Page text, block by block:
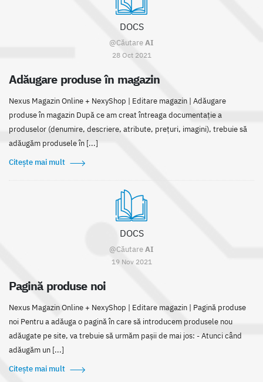
DOCS
@CăutareAI
28 Oct 2021
Adăugare produse în magazin
Nexus Magazin Online + NexyShop | Editare magazin | Adăugare
produse în magazin După ce am creat întreaga documentație a
produselor (denumire, descriere, atribute, prețuri, imagini), trebuie să
adăugăm produsele în [...]
Citește mai mult
DOCS
@CăutareAI
19 Nov 2021
Pagină produse noi
Nexus Magazin Online + NexyShop | Editare magazin | Pagină produse
noi Pentru a adăuga o pagină în care să introducem produsele nou
adăugate pe site, va trebuie să urmăm pașii de mai jos: - Atunci când
adăugăm un [...]
Citește mai mult